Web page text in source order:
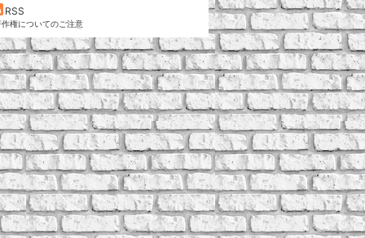
RSS
権についてのご注意